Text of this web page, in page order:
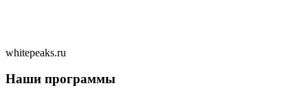
whitepeaks.ru
Наши программы